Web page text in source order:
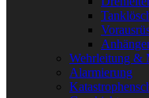
Wehrleitung &
Alarmierung